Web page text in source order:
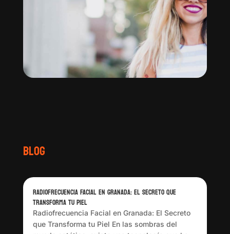
Blog
Radiofrecuencia Facial en Granada: El Secreto que
Transforma tu Piel
Radiofrecuencia Facial en Granada: El Secreto
que Transforma tu Piel En las sombras del